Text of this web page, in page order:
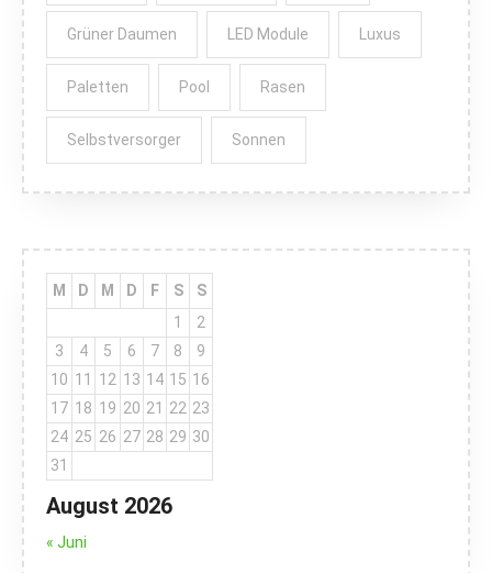
Grüner Daumen LED Module Luxus
Paletten Pool Rasen
Selbstversorger Sonnen
August 2026
M D M D F S
S
1
2
3
4 5 6 7 8
9
10 11 12 13 14 15 16
17 18 19 20 21 22 23
24 25 26 27 28 29 30
31
« Juni